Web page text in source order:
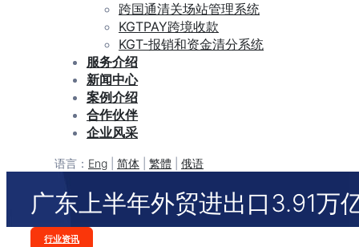
跨国通清关场站管理系统
KGTPAY跨境收款
KGT-报销和资金清分系统
服务介绍
新闻中心
案例介绍
合作伙伴
企业风采
语言： Eng 简体 繁體 俄语
广东上半年外贸进出口3.91万
Categories
行业资讯